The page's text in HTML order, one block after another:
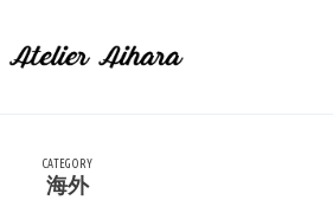
CATEGORY
海外